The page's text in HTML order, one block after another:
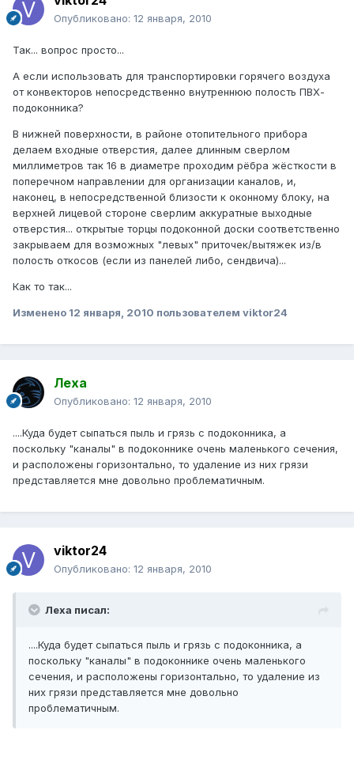
Опубликовано: 12 января, 2010
Так... вопрос просто...
А если использовать для транспортировки горячего воздуха
от конвекторов непосредственно внутреннюю полость ПВХ-
подоконника?
В нижней поверхности, в районе отопительного прибора
делаем входные отверстия, далее длинным сверлом
миллиметров так 16 в диаметре проходим рёбра жёсткости в
поперечном направлении для организации каналов, и,
наконец, в непосредственной близости к оконному блоку, на
верхней лицевой стороне сверлим аккуратные выходные
отверстия... открытые торцы подоконной доски соответственно
закрываем для возможных "левых" приточек/вытяжек из/в
полость откосов (если из панелей либо, сендвича)...
Как то так...
Изменено 12 января, 2010 пользователем viktor24
Леха
Опубликовано: 12 января, 2010
....Куда будет сыпаться пыль и грязь с подоконника, а
поскольку "каналы" в подоконнике очень маленького сечения,
и расположены горизонтально, то удаление из них грязи
представляется мне довольно проблематичным.
viktor24
Опубликовано: 12 января, 2010
Леха писал:
....Куда будет сыпаться пыль и грязь с подоконника, а
поскольку "каналы" в подоконнике очень маленького
сечения, и расположены горизонтально, то удаление из
них грязи представляется мне довольно
проблематичным.